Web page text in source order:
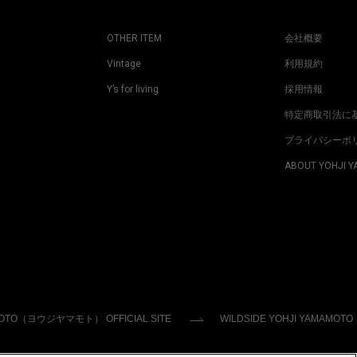
OTHER ITEM
Vintage
Y’s for living
会社概要
利用規約
採用情報
特定商取引法に
プライバシーポ
ABOUT YOHJI
（ヨウジヤマモト） OFFICIAL SITE WILDSIDE YOHJI YAMAMOTO